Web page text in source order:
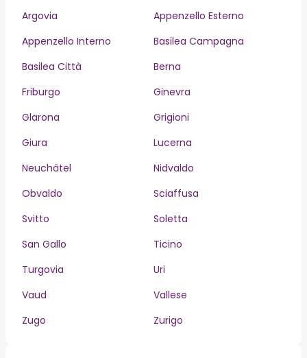
Argovia
Appenzello Esterno
Appenzello Interno
Basilea Campagna
Basilea Città
Berna
Friburgo
Ginevra
Glarona
Grigioni
Giura
Lucerna
Neuchâtel
Nidvaldo
Obvaldo
Sciaffusa
Svitto
Soletta
San Gallo
Ticino
Turgovia
Uri
Vaud
Vallese
Zugo
Zurigo